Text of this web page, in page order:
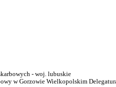
- woj. lubuskie
w Gorzowie Wielkopolskim